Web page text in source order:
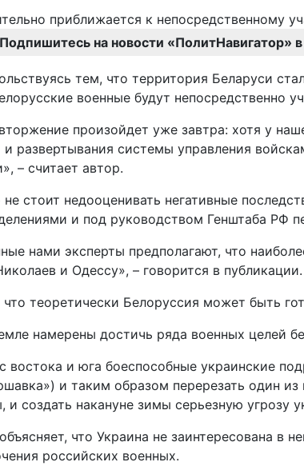
Подпишитесь на новости «ПолитНавигатор» в
тем, что территория Беларуси
военные будут непосредственно
произойдет уже завтра: хотя у
и развертывания системы управления
– считает автор.
не стоит недооценивать негативные
и под руководством Генштаба РФ
нами эксперты предполагают, что
и Одессу», – говорится в публикации.
теоретически Белоруссия может быть
намерены достичь ряда военных целей
востока и юга боеспособные украинские
и таким образом перерезать один
и создать накануне зимы серьезную угрозу
что Украина не заинтересована в
российских военных.